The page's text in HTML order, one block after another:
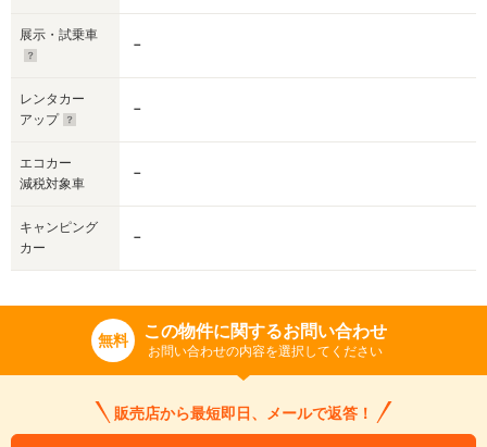
展示・試乗車
－
レンタカー
アップ
－
エコカー
減税対象車
－
キャンピング
カー
－
無料 この物件に関するお問い合わせ
お問い合わせの内容を選択してください
販売店から最短即日、メールで返答！